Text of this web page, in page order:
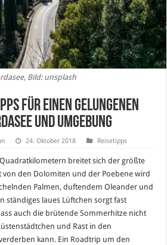
Bild: unsplash
für einen gelungenen
und Umgebung
24. Oktober 2018 Reisetipps
breitet sich der größte
von den Dolomiten und der Poebene wird
Palmen, duftendem Oleander und
ständiges laues Lüftchen sorgt fast
auch die brütende Sommerhitze nicht
und Rast in den
kann. Ein Roadtrip um den